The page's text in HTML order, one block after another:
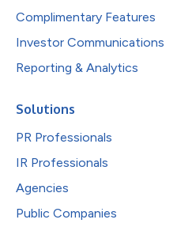
Complimentary Features
Investor Communications
Reporting & Analytics
Solutions
PR Professionals
IR Professionals
Agencies
Public Companies